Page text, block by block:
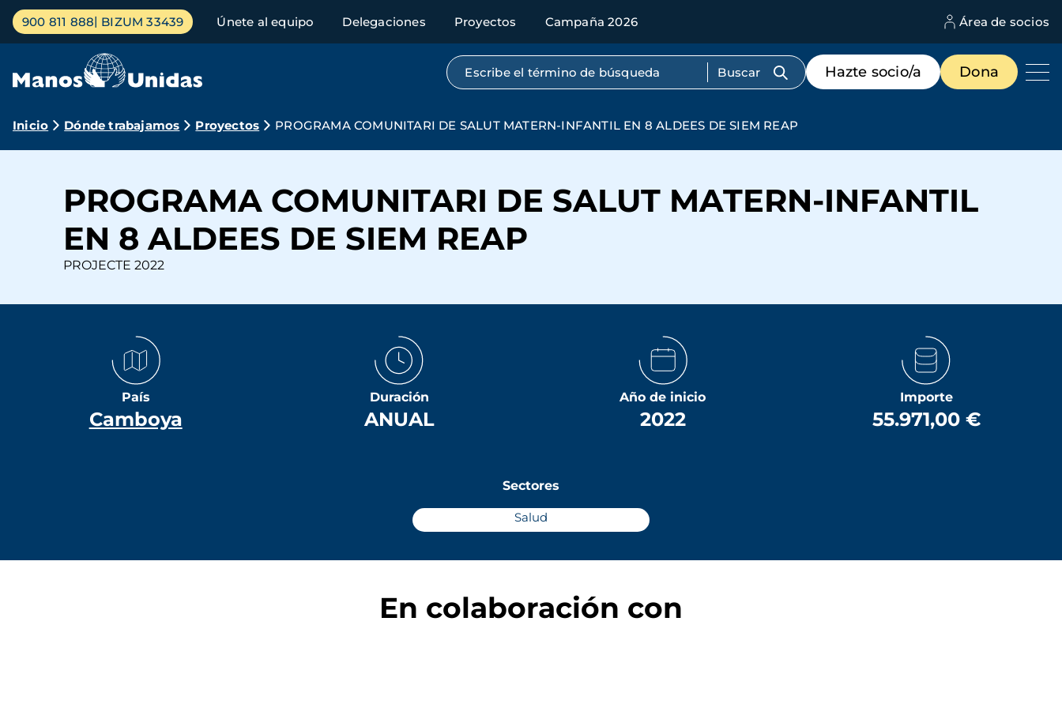
Pasar
contenido
Menú
principal
900 811 888 BIZUM 33439 Únete al equipo Delegaciones Proyectos Campaña 2026 Área de socios
Búsqueda por texto completo
Menú
de
destacados
Hazte socio/a Dona
Ruta
navegación
Inicio Dónde trabajamos Proyectos PROGRAMA COMUNITARI DE SALUT MATERN-INFANTIL EN 8 ALDEES DE SIEM REAP
PROGRAMA COMUNITARI DE SALUT MATERN-INFANTIL
EN 8 ALDEES DE SIEM REAP
PROJECTE 2022
País
Camboya
Duración
ANUAL
Año de inicio
2022
Importe
55.971,00 €
Sectores
Salud
En colaboración con